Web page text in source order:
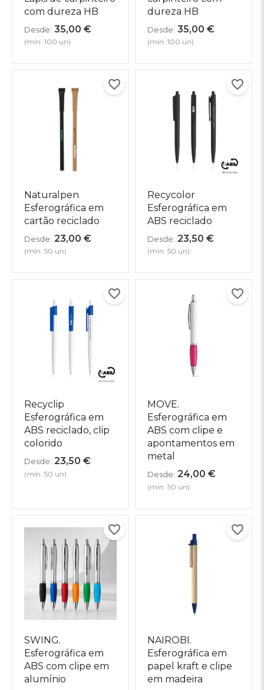
com dureza HB
Desde: 35,00 €
(mín. 100 un)
dureza HB
Desde: 35,00 €
(mín. 100 un)
Naturalpen
Esferográfica em
cartão reciclado
Desde: 23,00 €
(mín. 50 un)
Recycolor
Esferográfica em
ABS reciclado
Desde: 23,50 €
(mín. 50 un)
Recyclip
Esferográfica em
ABS reciclado, clip
colorido
Desde: 23,50 €
(mín. 50 un)
MOVE.
Esferográfica em
ABS com clipe e
apontamentos em
metal
Desde: 24,00 €
(mín. 50 un)
SWING.
Esferográfica em
ABS com clipe em
alumínio
NAIROBI.
Esferográfica em
papel kraft e clipe
em madeira